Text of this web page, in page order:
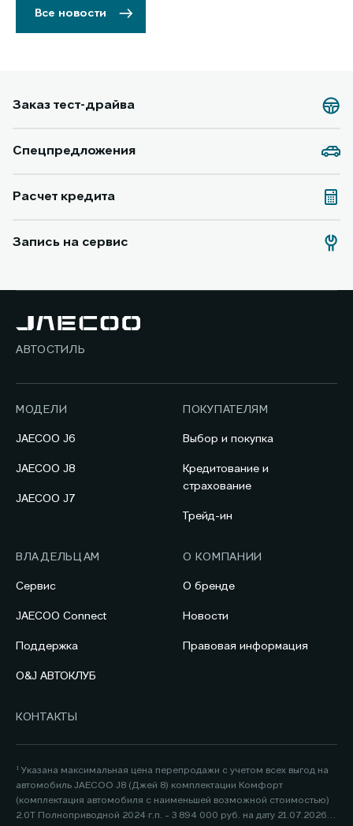
Все новости
Заказ тест-драйва
Спецпредложения
Расчет кредита
Запись на сервис
АВТОСТИЛЬ
МОДЕЛИ
JAECOO J6
JAECOO J8
JAECOO J7
ПОКУПАТЕЛЯМ
Выбор и покупка
Кредитование и
страхование
Трейд-ин
ВЛАДЕЛЬЦАМ
Сервис
JAECOO Connect
Поддержка
O&J АВТОКЛУБ
О КОМПАНИИ
О бренде
Новости
Правовая информация
КОНТАКТЫ
¹ Указана максимальная цена перепродажи с учетом всех выгод на
автомобиль JAECOO J8 (Джей 8) комплектации Комфорт
(комплектация автомобиля с наименьшей возможной стоимостью)
2.0Т Полноприводной 2024 г.п. - 3 894 000 руб. на дату 21.07.2026